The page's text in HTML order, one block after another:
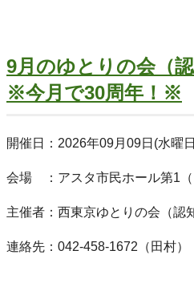
9月のゆとりの会（
※今月で30周年！※
開催日：2026年09月09日(水曜
会場 ：アスタ市民ホール第1（
主催者：西東京ゆとりの会（認
連絡先：042-458-1672（田村）